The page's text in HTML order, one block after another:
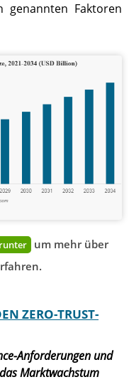
genannten Faktoren
um mehr über
ZERO-TRUST-
Anforderungen und
Marktwachstum